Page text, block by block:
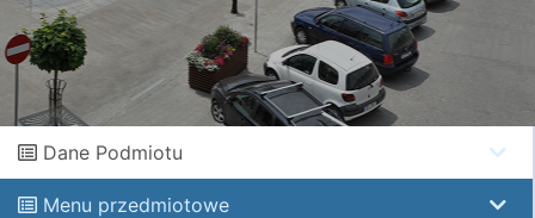
Dane Podmiotu
Menu przedmiotowe